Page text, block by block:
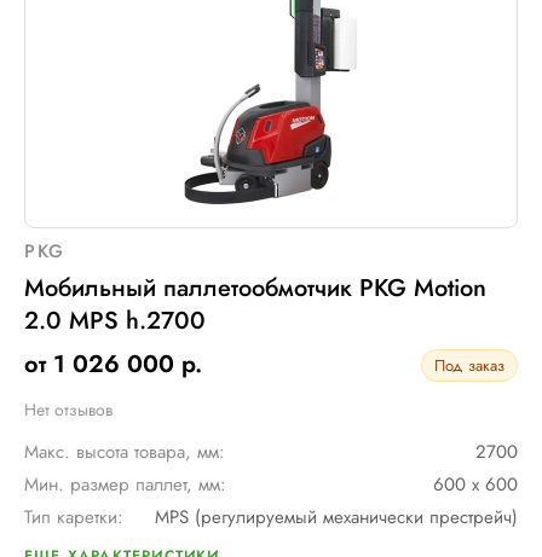
PKG
Мобильный паллетообмотчик PKG Motion
2.0 MPS h.2700
от 1 026 000 р.
Под заказ
Нет отзывов
Макс. высота товара, мм:
2700
Мин. размер паллет, мм:
600 х 600
Тип каретки:
MPS (регулируемый механически престрейч)
Скорость обмотки: